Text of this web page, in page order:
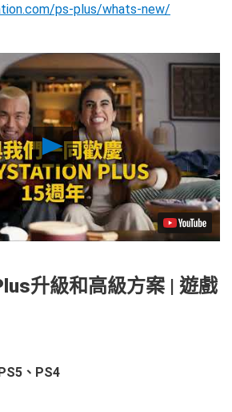
ps-plus/whats-new/
Play
Video
升級和高級方案 | 遊戲
、PS4